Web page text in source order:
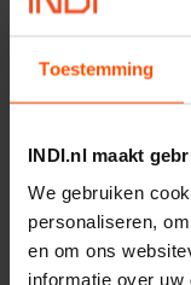
Toestemming
INDI.nl maakt
We gebruiken
personaliseren,
en om ons
informatie over